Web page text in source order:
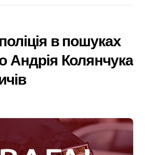
в пошуках
Андрія Колянчука